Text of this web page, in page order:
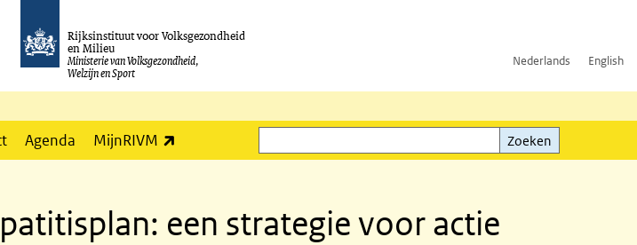
Rijksinstituut voor Volksgezondheid
en Milieu
Ministerie van Volksgezondheid,
Welzijn en Sport
Nederlands English
Agenda MijnRIVM
Zoeken
Zoeken
een strategie voor actie